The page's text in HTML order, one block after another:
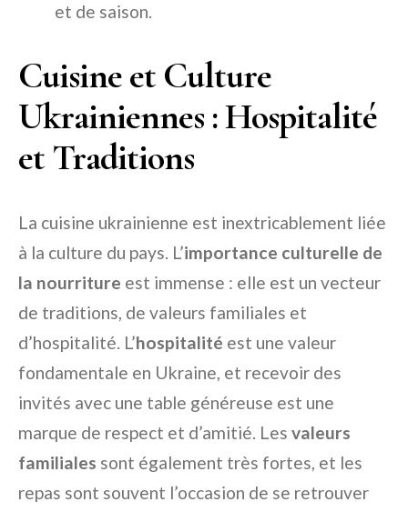
et de saison.
Cuisine et Culture
Ukrainiennes : Hospitalité
et Traditions
La cuisine ukrainienne est inextricablement liée
à la culture du pays. L’importance culturelle de
la nourriture est immense : elle est un vecteur
de traditions, de valeurs familiales et
d’hospitalité. L’hospitalité est une valeur
fondamentale en Ukraine, et recevoir des
invités avec une table généreuse est une
marque de respect et d’amitié. Les valeurs
familiales sont également très fortes, et les
repas sont souvent l’occasion de se retrouver